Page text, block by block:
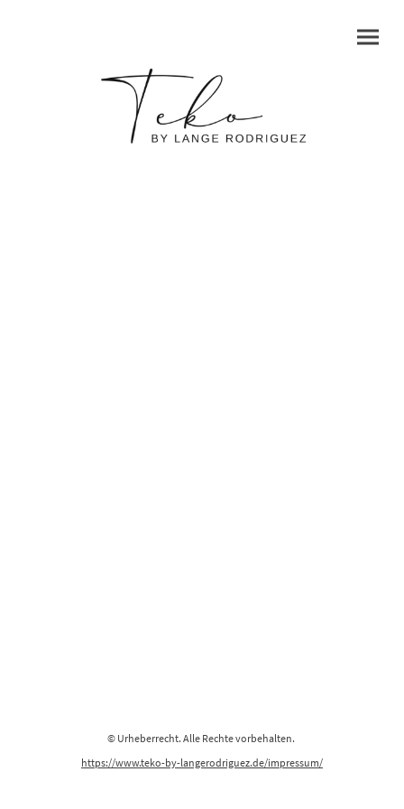
© Urheberrecht. Alle Rechte vorbehalten.
https://www.teko-by-langerodriguez.de/impressum/